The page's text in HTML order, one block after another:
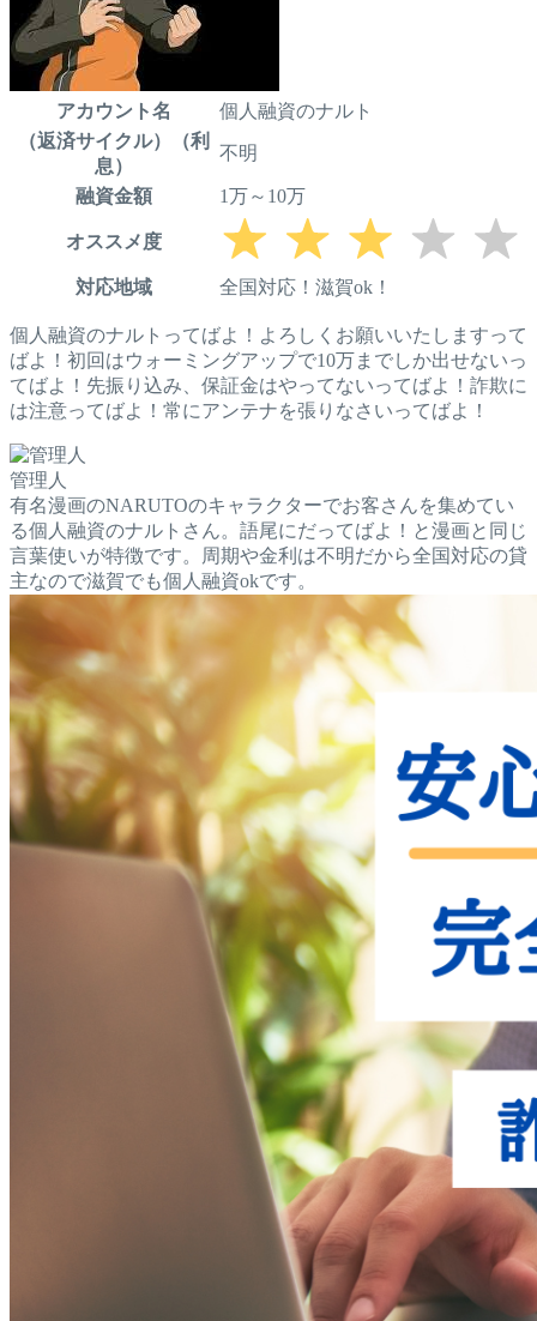
アカウント名
個人融資のナルト
（返済サイクル）（利
息）
不明
融資金額 1万～10万
オススメ度
対応地域 全国対応！滋賀ok！
個人融資のナルトってばよ！よろしくお願いいたしますって
ばよ！初回はウォーミングアップで10万までしか出せないっ
てばよ！先振り込み、保証金はやってないってばよ！詐欺に
は注意ってばよ！常にアンテナを張りなさいってばよ！
管理人
有名漫画のNARUTOのキャラクターでお客さんを集めてい
る個人融資のナルトさん。語尾にだってばよ！と漫画と同じ
言葉使いが特徴です。周期や金利は不明だから全国対応の貸
主なので滋賀でも個人融資okです。